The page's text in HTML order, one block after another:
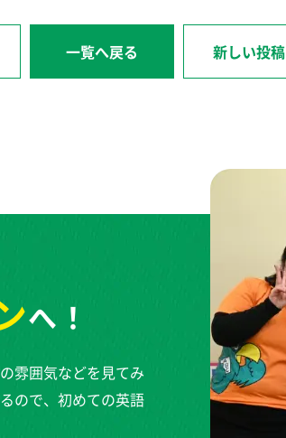
一覧へ戻る 新しい投稿
へ！
雰囲気などを見てみ
ので、初めての英語